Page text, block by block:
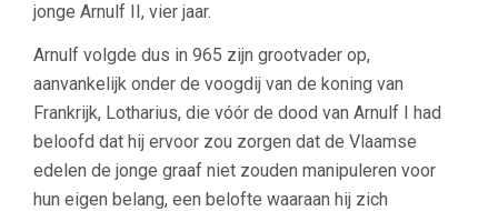
jonge Arnulf II, vier jaar.
Arnulf volgde dus in 965 zijn grootvader op,
aanvankelijk onder de voogdij van de koning van
Frankrijk, Lotharius, die vóór de dood van Arnulf I had
beloofd dat hij ervoor zou zorgen dat de Vlaamse
edelen de jonge graaf niet zouden manipuleren voor
hun eigen belang, een belofte waaraan hij zich